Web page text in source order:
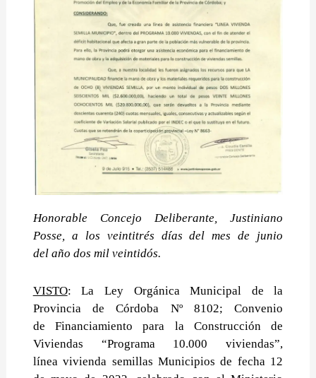
Honorable Concejo Deliberante, Justiniano
Posse, a los veintitrés días del mes de junio
del año dos mil veintidós.
VISTO: La Ley Orgánica Municipal de la
Provincia de Córdoba Nº 8102; Convenio
de Financiamiento para la Construcción de
Viviendas “Programa 10.000 viviendas”,
líneavivienda semillas Municipios de fecha 12